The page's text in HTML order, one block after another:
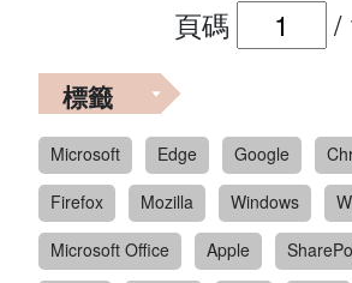
頁碼 /
標籤
Microsoft Edge Google
Firefox
Mozilla Windows
Microsoft Office
Apple